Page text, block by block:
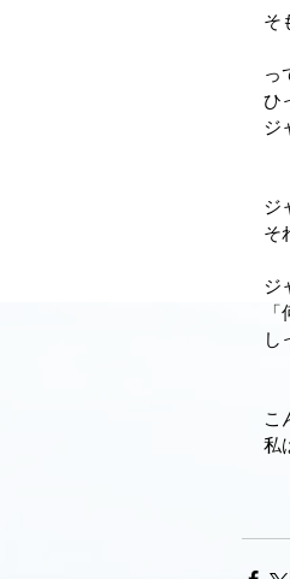
そ
っ
ひ
ジ
ジ
そ
ジ
し
こ
私